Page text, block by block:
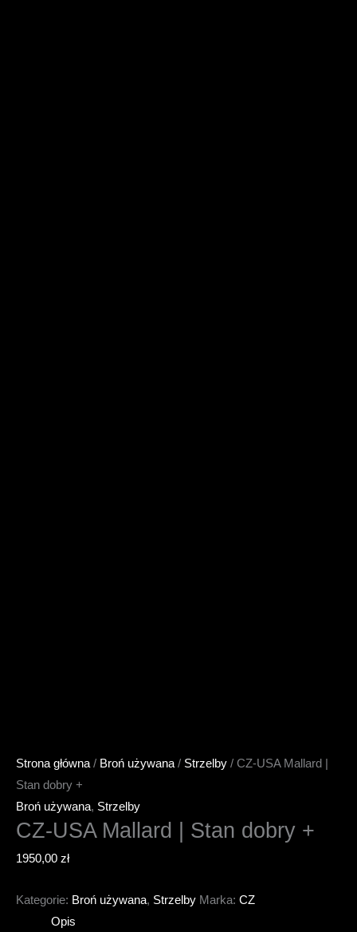
Strona główna/ Broń używana/ Strzelby / CZ-USA Mallard |
Stan dobry +
Broń używana, Strzelby
CZ-USA Mallard | Stan dobry +
1950,00 zł
Kategorie: Broń używana, Strzelby Marka: CZ
Opis